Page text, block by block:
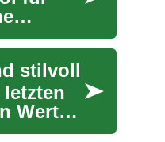
stilvoll
Wert